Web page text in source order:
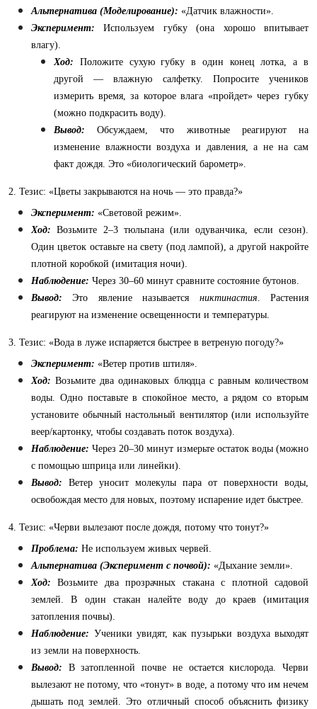
Альтернатива (Моделирование): «Датчик влажности».
Эксперимент: Используем губку (она хорошо впитывает
влагу).
Ход: Положите сухую губку в один конец лотка, а в
другой — влажную салфетку. Попросите учеников
измерить время, за которое влага «пройдет» через губку
(можно подкрасить воду).
Вывод: Обсуждаем, что животные реагируют на
изменение влажности воздуха и давления, а не на сам
факт дождя. Это «биологический барометр».
2. Тезис: «Цветы закрываются на ночь — это правда?»
Эксперимент: «Световой режим».
Ход: Возьмите 2–3 тюльпана (или одуванчика, если сезон).
Один цветок оставьте на свету (под лампой), а другой накройте
плотной коробкой (имитация ночи).
Наблюдение: Через 30–60 минут сравните состояние бутонов.
Вывод: Это явление называется никтинастия. Растения
реагируют на изменение освещенности и температуры.
3. Тезис: «Вода в луже испаряется быстрее в ветреную погоду?»
Эксперимент: «Ветер против штиля».
Ход: Возьмите два одинаковых блюдца с равным количеством
воды. Одно поставьте в спокойное место, а рядом со вторым
установите обычный настольный вентилятор (или используйте
веер/картонку, чтобы создавать поток воздуха).
Наблюдение: Через 20–30 минут измерьте остаток воды (можно
с помощью шприца или линейки).
Вывод: Ветер уносит молекулы пара от поверхности воды,
освобождая место для новых, поэтому испарение идет быстрее.
4. Тезис: «Черви вылезают после дождя, потому что тонут?»
Проблема: Не используем живых червей.
Альтернатива (Эксперимент с почвой): «Дыхание земли».
Ход: Возьмите два прозрачных стакана с плотной садовой
землей. В один стакан налейте воду до краев (имитация
затопления почвы).
Наблюдение: Ученики увидят, как пузырьки воздуха выходят
из земли на поверхность.
Вывод: В затопленной почве не остается кислорода. Черви
вылезают не потому, что «тонут» в воде, а потому что им нечем
дышать под землей. Это отличный способ объяснить физику